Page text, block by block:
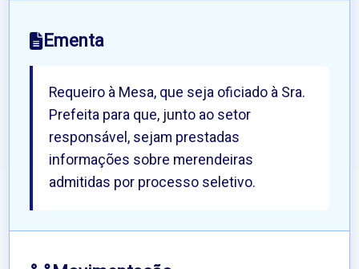
Ementa
Requeiro à Mesa, que seja oficiado à Sra.
Prefeita para que, junto ao setor
responsável, sejam prestadas
informações sobre merendeiras
admitidas por processo seletivo.